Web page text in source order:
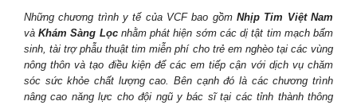
Những chương trình y tế của VCF bao gồm Nhịp Tim Việt Nam
vàKhám Sàng Lọcnhằm phát hiện sớm các dị tật tim mạch bẩm
sinh, tài trợ phẫu thuật tim miễn phí cho trẻ em nghèo tại các vùng
nông thôn và tạo điều kiện để các em tiếp cận với dịch vụ chăm
sóc sức khỏe chất lượng cao. Bên cạnh đó là các chương trình
nâng cao năng lực cho đội ngũ y bác sĩ tại các tỉnh thành thông